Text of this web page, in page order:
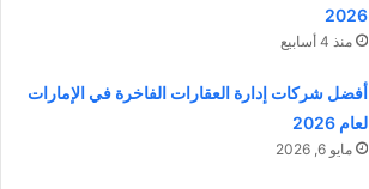
2026
منذ 4 أسابيع
أفضل شركات إدارة العقارات الفاخرة في الإمارات
لعام 2026
مايو 6, 2026